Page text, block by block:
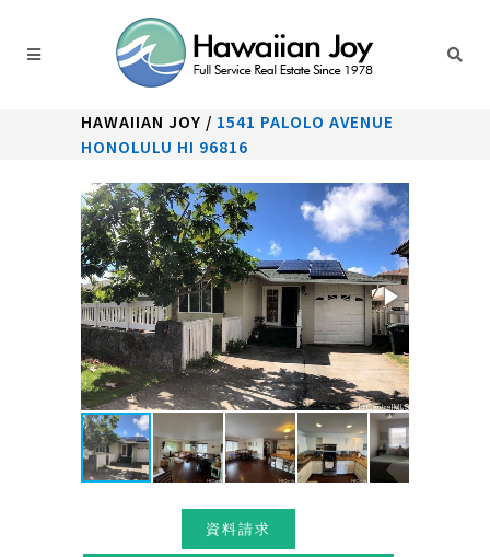
HAWAIIAN JOY / 1541 PALOLO AVENUE
HONOLULU HI 96816
資料請求